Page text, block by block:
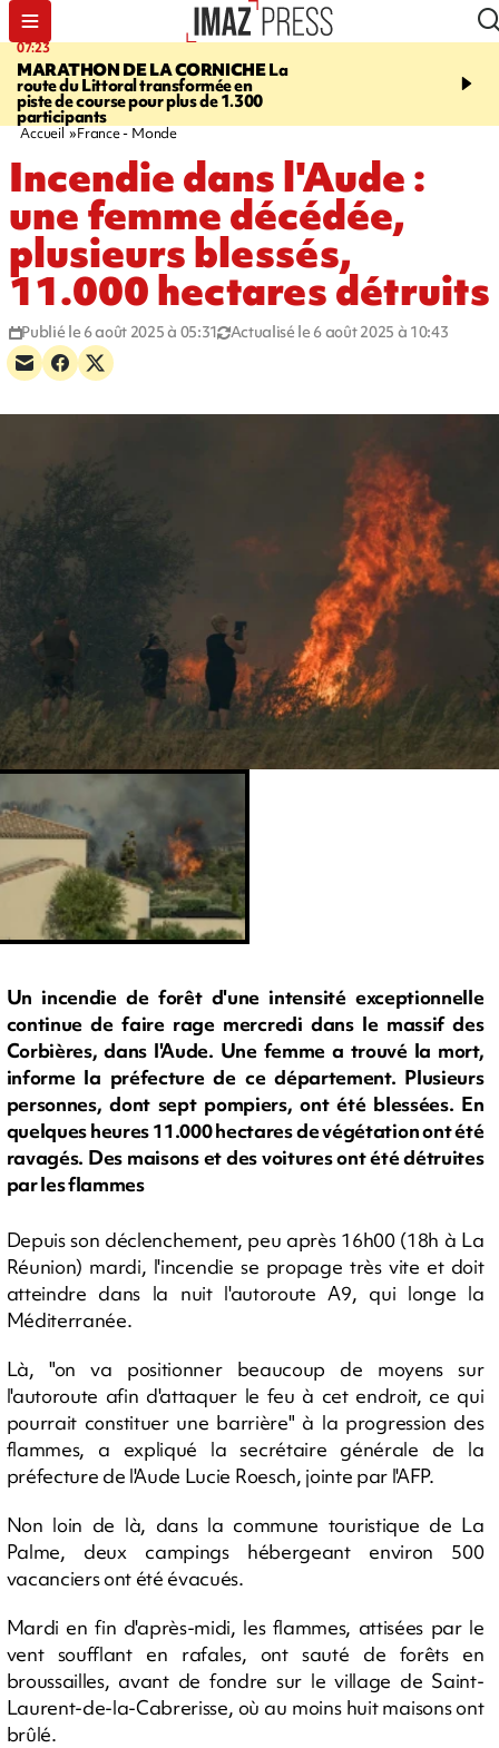
07:23
MARATHON DE LA CORNICHELa
route du Littoral transformée en
piste de course pour plus de 1.300
participants
08:37
braderie de l'océan
Accueil France - Monde
Incendie dans l'Aude :
une femme décédée,
plusieurs blessés,
11.000 hectares détruits
Publié le 6 août 2025 à 05:31 Actualisé le 6 août 2025 à 10:43
Un incendie de forêt d'une intensité exceptionnelle
continue de faire rage mercredi dans le massif des
Corbières, dans l'Aude. Une femme a trouvé la mort,
informe la préfecture de ce département. Plusieurs
personnes, dont sept pompiers, ont été blessées. En
quelques heures 11.000 hectares de végétation ont été
ravagés. Des maisons et des voitures ont été détruites
par les flammes
Depuis son déclenchement, peu après 16h00 (18h à La
Réunion) mardi, l'incendie se propage très vite et doit
atteindre dans la nuit l'autoroute A9, qui longe la
Méditerranée.
Là, "on va positionner beaucoup de moyens sur
l'autoroute afin d'attaquer le feu à cet endroit, ce qui
pourrait constituer une barrière" à la progression des
flammes, a expliqué la secrétaire générale de la
préfecture de l'Aude Lucie Roesch, jointe par l'AFP.
Non loin de là, dans la commune touristique de La
Palme, deux campings hébergeant environ 500
vacanciers ont été évacués.
Mardi en fin d'après-midi, les flammes, attisées par le
vent soufflant en rafales, ont sauté de forêts en
broussailles, avant de fondre sur le village de Saint-
Laurent-de-la-Cabrerisse, où au moins huit maisons ont
brûlé.